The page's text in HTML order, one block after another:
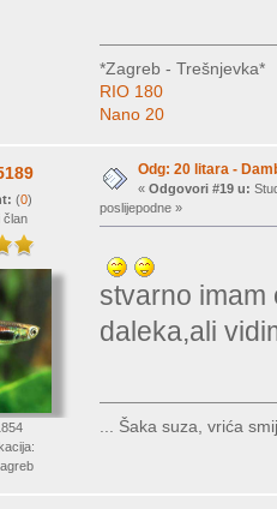
*Zagreb - Trešnjevka*
RIO 180
Nano 20
(0)
član
Odg: 20 litara -
« Odgovori #19 u:
poslijepodne »
stvarno
daleka,ali
... Šaka suza, vrića